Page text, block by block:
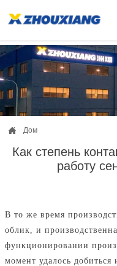
 Дом
Как степень
работу
В то же время
облик, и
функционировании
момент удалось